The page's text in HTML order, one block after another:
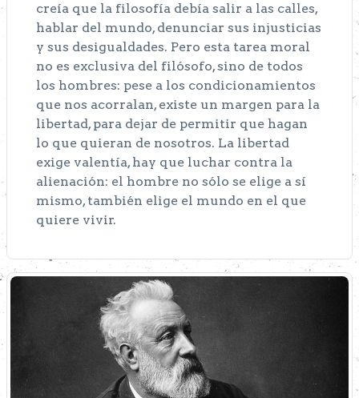
creía que la filosofía debía salir a las calles,
hablar del mundo, denunciar sus injusticias
y sus desigualdades. Pero esta tarea moral
no es exclusiva del filósofo, sino de todos
los hombres: pese a los condicionamientos
que nos acorralan, existe un margen para la
libertad, para dejar de permitir que hagan
lo que quieran de nosotros. La libertad
exige valentía, hay que luchar contra la
alienación: el hombre no sólo se elige a sí
mismo, también elige el mundo en el que
quiere vivir.